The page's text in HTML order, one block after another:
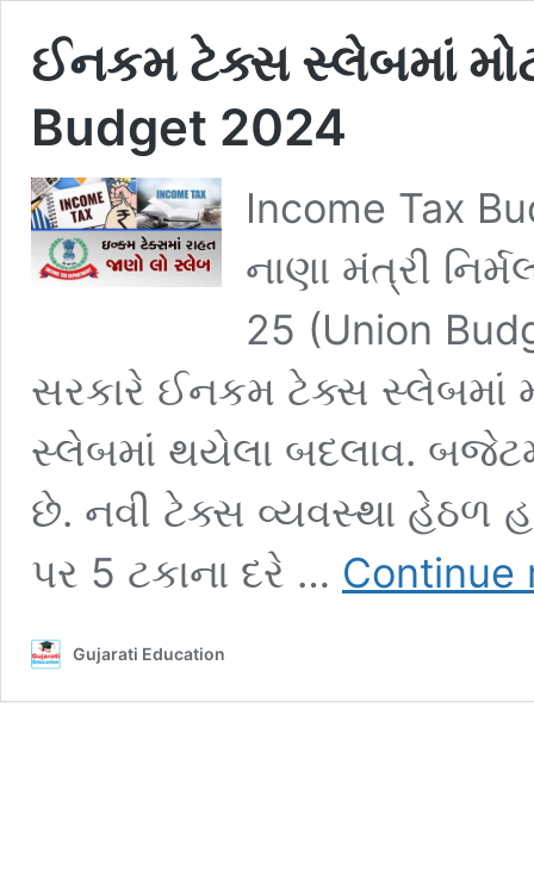
ઈનકમ ટેક્સ સ્લેબમાં
Budget 2024
Income Tax
નાણા મંત્રી
25 (Union
સરકારે ઈનકમ ટેક્સ સ્લેબમાં
સ્લેબમાં થયેલા બદલાવ.
છે. નવી ટેક્સ વ્યવસ્થા હેઠળ
પર 5 ટકાના દરે … Continue
Gujarati Education